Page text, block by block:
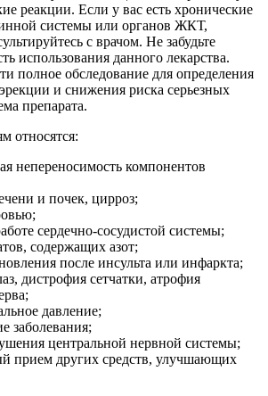
реакции. Если у вас есть хронические
системы или органов ЖКТ,
с врачом. Не забудьте
использования данного лекарства.
полное обследование для определения
и снижения риска серьезных
препарата.
относятся:
непереносимость компонентов
и почек, цирроз;
сердечно-сосудистой системы;
содержащих азот;
после инсульта или инфаркта;
дистрофия сетчатки, атрофия
давление;
заболевания;
центральной нервной системы;
прием других средств, улучшающих